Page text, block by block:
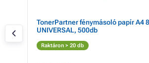
TonerPartner fénymásoló papír A4
UNIVERSAL, 500db
Raktáron > 20 db